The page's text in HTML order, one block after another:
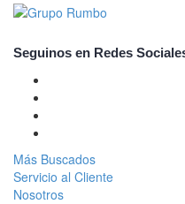
Seguinos en Redes
Más Buscados
Servicio al Cliente
Nosotros